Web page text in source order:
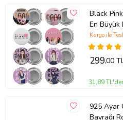
Black
En Büyük
Kargo ile
299,00
31,89
925 Ayar
Bayrağı